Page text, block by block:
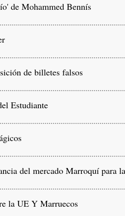
de Mohammed Bennís
de billetes falsos
Estudiante
del mercado Marroquí para
la UE Y Marruecos